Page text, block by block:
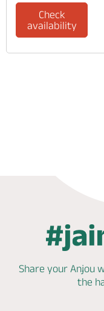
Check
availability
Share your Anjou
the